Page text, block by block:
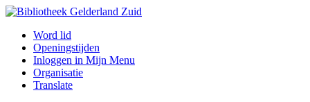
Word lid
Openingstijden
Inloggen in Mijn Menu
Organisatie
Translate